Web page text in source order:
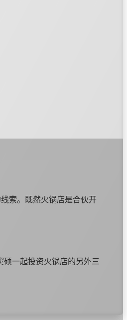
索。既然火锅店是合伙开
一起投资火锅店的另外三